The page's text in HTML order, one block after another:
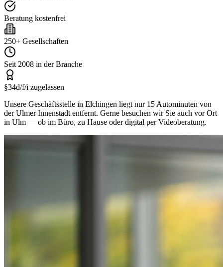
Beratung kostenfrei
250+ Gesellschaften
Seit 2008 in der Branche
§34d/f/i zugelassen
Unsere Geschäftsstelle in Elchingen liegt nur 15 Autominuten von
der Ulmer Innenstadt entfernt. Gerne besuchen wir Sie auch vor Ort
in Ulm — ob im Büro, zu Hause oder digital per Videoberatung.